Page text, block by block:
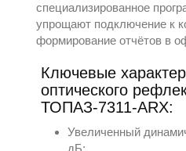
специализированное
упрощают подключение к
формирование отчётов в
Ключевые
оптического
ТОПАЗ-7311-ARX:
Увеличенный
дБ;